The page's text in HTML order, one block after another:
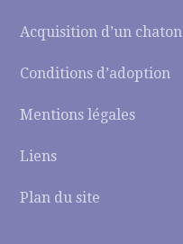
Acquisition d’un chaton
Conditions d’adoption
Mentions légales
Liens
Plan du site